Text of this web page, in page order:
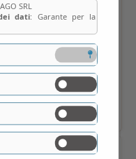
SRL
dati: Garante per la